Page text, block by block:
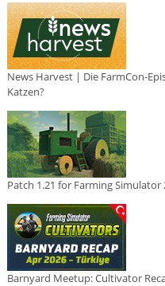
News Harvest | Die FarmCon-
Katzen?
Patch 1.21 for Farming Simulator
Barnyard Meetup: Cultivator